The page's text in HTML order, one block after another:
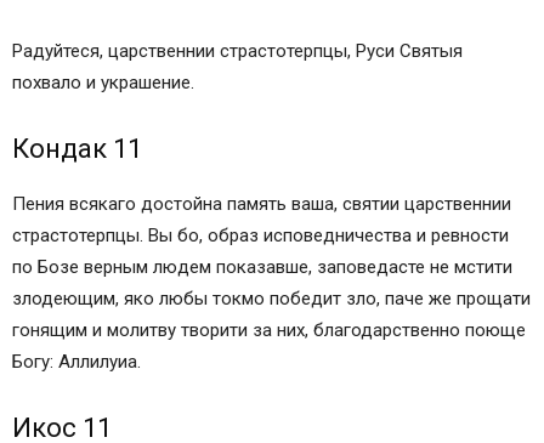
Радуйтеся, царственнии страстотерпцы, Руси Святыя
похвало и украшение.
Кондак 11
Пения всякаго достойна память ваша, святии царственнии
страстотерпцы. Вы бо, образ исповедничества и ревности
по Бозе верным людем показавше, заповедасте не мстити
злодеющим, яко любы токмо победит зло, паче же прощати
гонящим и молитву творити за них, благодарственно поюще
Богу: Аллилуиа.
Икос 11